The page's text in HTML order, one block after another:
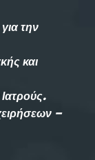
την
και
–